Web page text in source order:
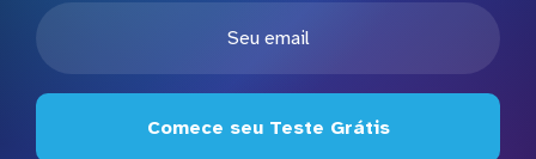
Comece seu Teste Grátis